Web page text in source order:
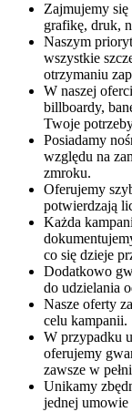
Zajmujemy się
grafikę, druk,
Naszym
wszystkie
otrzymaniu
W naszej
billboardy,
Twoje
Posiadamy
względu na
zmroku.
Oferujemy
potwierdzają
Każda
co się dzieje
Dodatkowo
do udzielania
Nasze oferty
celu kampanii.
W przypadku
oferujemy
zawsze w
Unikamy
jednej umowie